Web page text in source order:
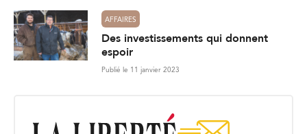
AFFAIRES
Des investissements qui donnent
espoir
Publié le 11 janvier 2023